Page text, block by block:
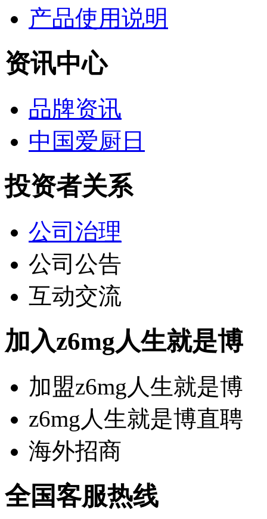
产品使用说明
资讯中心
品牌资讯
中国爱厨日
投资者关系
公司治理
公司公告
互动交流
加入z6mg人生就是博
加盟z6mg人生就是博
z6mg人生就是博直聘
海外招商
全国客服热线